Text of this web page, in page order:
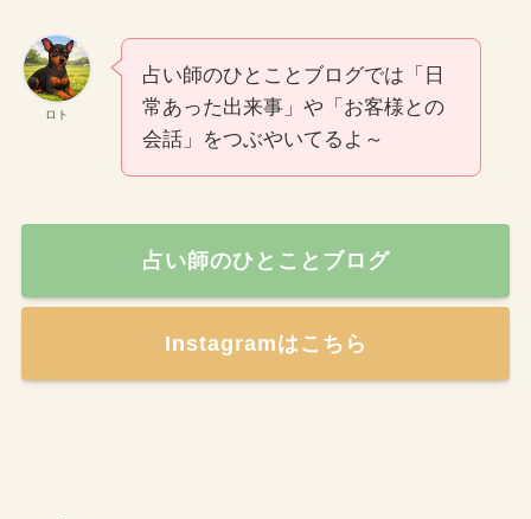
ロト
占い師のひとことブログでは「日
常あった出来事」や「お客様との
会話」をつぶやいてるよ～
占い師のひとことブログ
Instagramはこちら